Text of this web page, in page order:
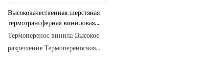
Высококачественная шерстяная
термотрансферная виниловая
пленка для футболок. Моющаяся
блестками и флоком для одежды.
Термоперенос винила Высокое
разрешение Термопереносная